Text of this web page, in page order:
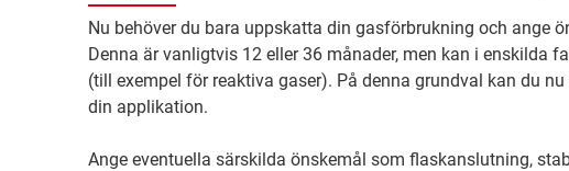
Nu behöver du bara uppskatta din gasförbrukning och ange
Denna är vanligtvis 12 eller 36 månader, men kan i enskilda
(till exempel för reaktiva gaser). På denna grundval kan du
din applikation.
Ange eventuella särskilda önskemål som flaskanslutning,